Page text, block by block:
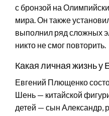
с бронзой на
мира. Он также
выполнил ряд сложных
никто не смог повторить.
Какая личная жизнь
Евгений Плющенко
Шень — китайской
детей — сын Александр,